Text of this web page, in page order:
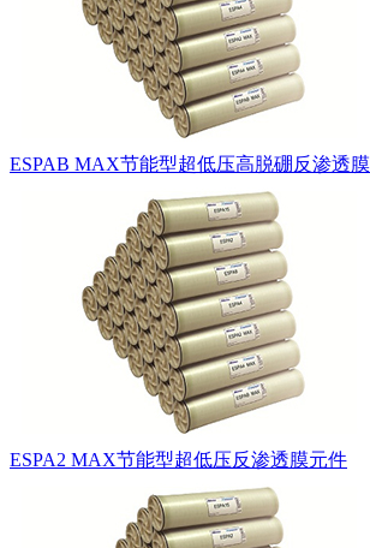
ESPAB MAX节能型超低压高脱硼反渗透
ESPA2 MAX节能型超低压反渗透膜元件